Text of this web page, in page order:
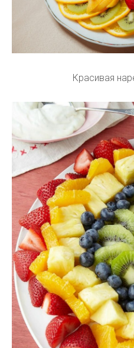
Красивая